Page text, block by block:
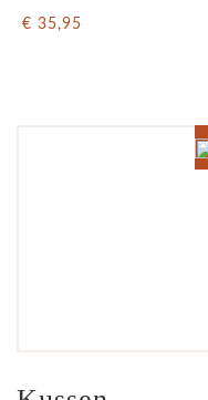
€ 35,95